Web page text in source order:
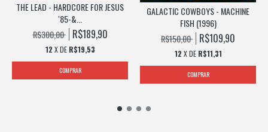
THE LEAD - HARDCORE FOR JESUS
'85-&...
R$300,00 R$189,90
12 X DE R$19,53
GALACTIC COWBOYS - MACHINE
FISH (1996)
R$150,00 R$109,90
12 X DE R$11,31